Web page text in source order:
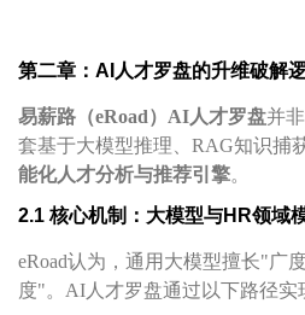
第二章：AI人才罗盘的升维破解
易薪路（eRoad）AI人才罗盘并
套基于大模型推理、RAG知识捕
能化人才分析与推荐引擎。
2.1 核心机制：大模型与HR领域
eRoad认为，通用大模型擅长"广
度"。AI人才罗盘通过以下路径实